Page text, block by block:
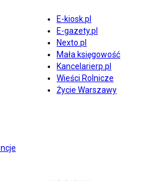
E-kiosk.pl
E-gazety.pl
Nexto.pl
Mała księgowość
Kancelarierp.pl
Wieści Rolnicze
Życie Warszawy